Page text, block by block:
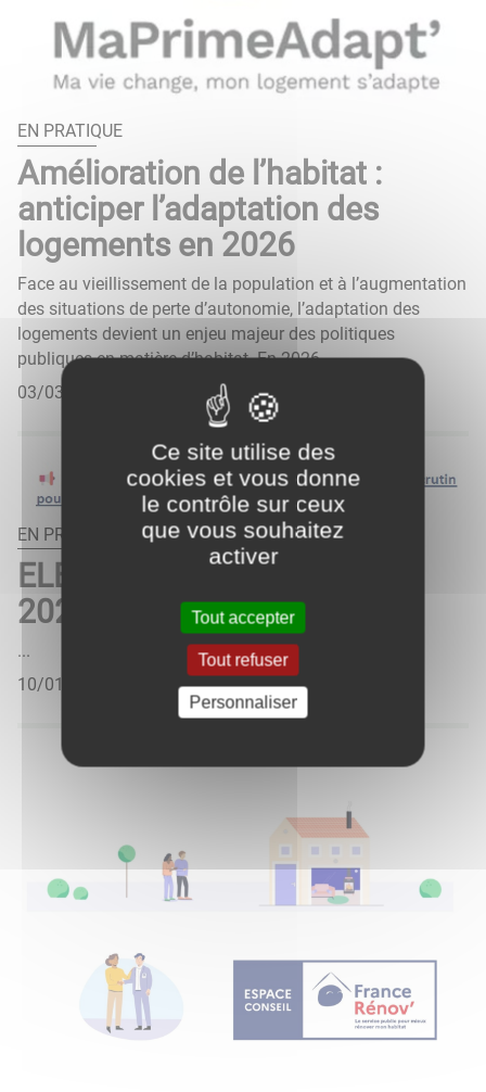
EN PRATIQUE
Amélioration de l’habitat :
anticiper l’adaptation des
logements en 2026
Face au vieillissement de la population et à l’augmentation
des situations de perte d’autonomie, l’adaptation des
logements devient un enjeu majeur des politiques
publiques en matière d’habitat. En 2026, ...
03/03/2026
EN PRATIQUE
ELECTIONS MUNICIPALES
2026
...
10/01/2026
Ce site utilise des
cookies et vous donne
le contrôle sur ceux
que vous souhaitez
activer
Tout accepter
Tout refuser
Personnaliser